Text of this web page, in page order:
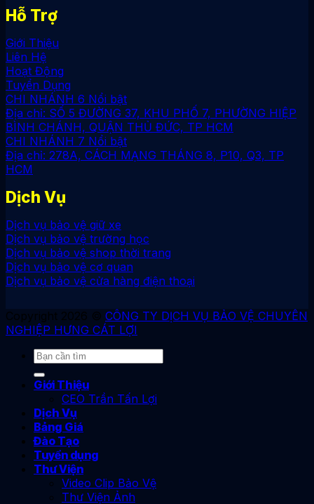
Hỗ Trợ
Giới Thiệu
Liên Hệ
Hoạt Động
Tuyển Dụng
CHI NHÁNH 6
Địa chỉ: SỐ 5 ĐƯỜNG 37, KHU PHỐ 7, PHƯỜNG HIỆP
BÌNH CHÁNH, QUẬN THỦ ĐỨC, TP HCM
CHI NHÁNH 7
Địa chỉ: 278A, CÁCH MẠNG THÁNG 8, P10, Q3, TP
HCM
Dịch Vụ
Dịch vụ bảo vệ giữ xe
Dịch vụ bảo vệ trường học
Dịch vụ bảo vệ shop thời trang
Dịch vụ bảo vệ cơ quan
Dịch vụ bảo vệ cửa hàng điện thoại
Copyright 2026 © CÔNG TY DỊCH VỤ BẢO VỆ CHUYÊN
NGHIỆP HƯNG CÁT LỢI
Giới Thiệu
CEO Trần Tấn Lợi
Dịch Vụ
Bảng Giá
Đào Tạo
Tuyển dụng
Thư Viện
Video Clip Bảo Vệ
Thư Viện Ảnh